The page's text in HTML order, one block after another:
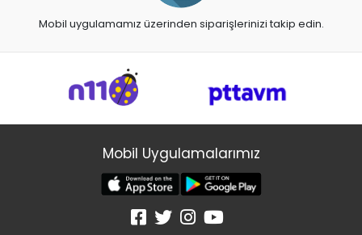
Mobil uygulamamız üzerinden siparişlerinizi takip edin.
Mobil Uygulamalarımız